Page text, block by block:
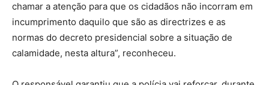
chamar a atenção para que os cidadãos não incorram em
incumprimento daquilo que são as directrizes e as
normas do decreto presidencial sobre a situação de
calamidade, nesta altura”, reconheceu.